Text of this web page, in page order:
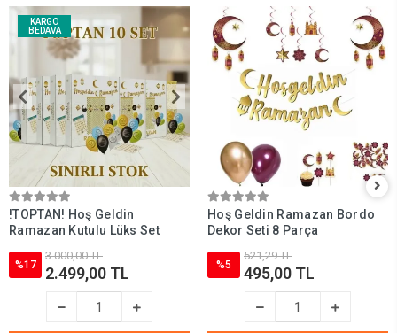
KARGO
BEDAVA
!TOPTAN! Hoş Geldin
Ramazan Kutulu Lüks Set
%17
3.000,00 TL
2.499,00 TL
Hoş Geldin Ramazan Bordo
Dekor Seti 8 Parça
%5
521,29 TL
495,00 TL